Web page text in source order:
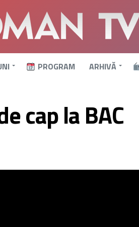
PROGRAM ARHIVĂ
cap la BAC